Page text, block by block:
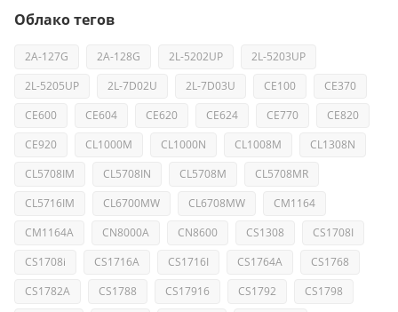
Облако тегов
2A-127G 2A-128G 2L-5202UP
2L-5203UP
2L-5205UP
2L-7D02U 2L-7D03U CE100
CE370
CE600
CE604 CE620 CE624 CE770
CE820
CE920
CL1000M CL1000N CL1008M
CL1308N
CL5708IM
CL5708IN CL5708M
CL5708MR
CL5716IM
CL6700MW CL6708MW
CM1164
CM1164A
CN8000A CN8600 CS1308
CS1708I
CS1708i
CS1716A CS1716I CS1764A
CS1768
CS1782A
CS1788 CS17916 CS1792
CS1798